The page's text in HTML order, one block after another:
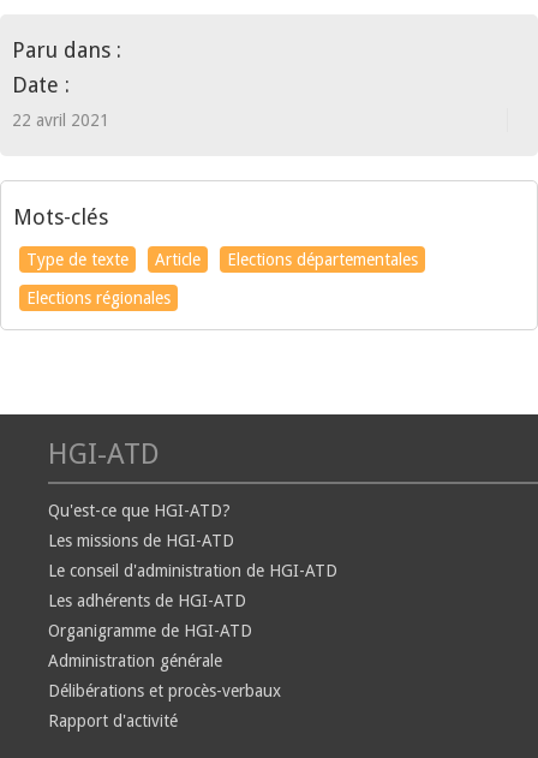
Paru dans :
Date :
22 avril 2021
Mots-clés
Type de texte Article
Elections départementales
Elections régionales
HGI-ATD
Qu'est-ce que HGI-ATD?
Les missions de HGI-ATD
Le conseil d'administration de HGI-ATD
Les adhérents de HGI-ATD
Organigramme de HGI-ATD
Administration générale
Délibérations et procès-verbaux
Rapport d'activité